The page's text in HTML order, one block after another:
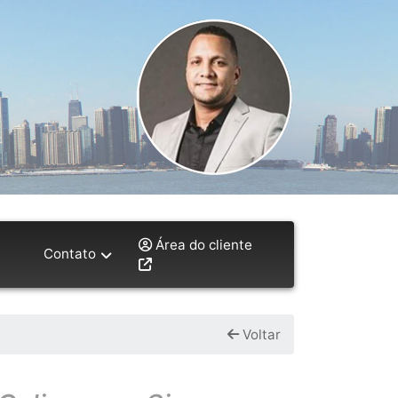
Contato
Área do cliente
Voltar